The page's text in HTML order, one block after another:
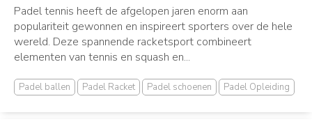
Padel tennis heeft de afgelopen jaren enorm aan
populariteit gewonnen en inspireert sporters over de hele
wereld. Deze spannende racketsport combineert
elementen van tennis en squash en...
Padel ballen Padel Racket Padel schoenen Padel Opleiding